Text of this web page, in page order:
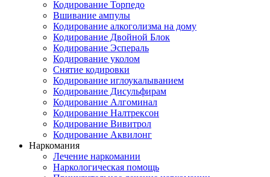
Кодирование Торпедо
Вшивание ампулы
Кодирование алкоголизма на дому
Кодирование Двойной Блок
Кодирование Эспераль
Кодирование уколом
Снятие кодировки
Кодирование иглоукалыванием
Кодирование Дисульфирам
Кодирование Алгоминал
Кодирование Налтрексон
Кодирование Вивитрол
Кодирование Аквилонг
Наркомания
Лечение наркомании
Наркологическая помощь